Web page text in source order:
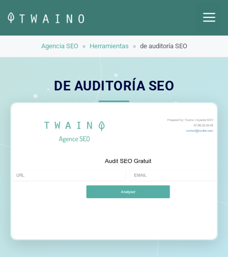
contenido
Agencia SEO » Herramientas » de auditoría SEO
DE AUDITORÍA SEO